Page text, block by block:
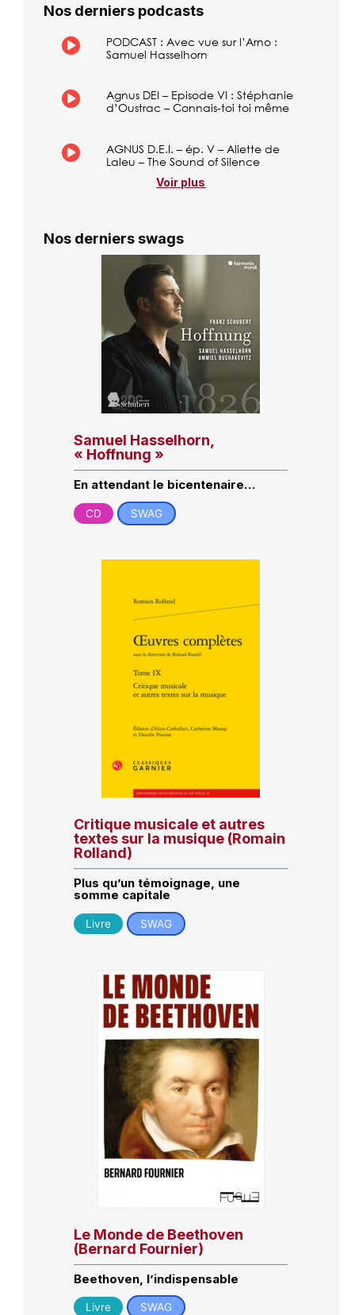
Nos derniers podcasts
PODCAST : Avec vue sur l’Arno :
Samuel Hasselhorn
Agnus DEI – Episode VI : Stéphanie
d’Oustrac – Connais-toi toi même
AGNUS D.E.I. – ép. V – Aliette de
Laleu – The Sound of Silence
Voir plus
Nos derniers swags
Samuel Hasselhorn,
« Hoffnung »
En attendant le bicentenaire…
CD SWAG
Critique musicale et autres
textes sur la musique (Romain
Rolland)
Plus qu’un témoignage, une
somme capitale
Livre SWAG
Le Monde de Beethoven
(Bernard Fournier)
Beethoven, l’indispensable
Livre SWAG